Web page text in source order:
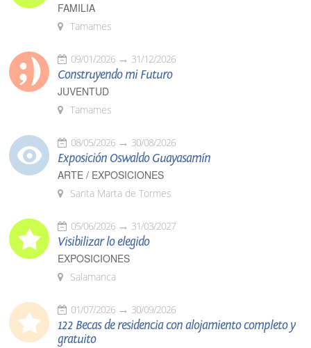
FAMILIA
Tamames
09/01/2026 31/12/2026
Construyendo mi Futuro
JUVENTUD
Tamames
08/05/2026 30/08/2026
Exposición Oswaldo Guayasamín
ARTE / EXPOSICIONES
Santa Marta de Tormes
05/06/2026 31/03/2027
Visibilizar lo elegido
EXPOSICIONES
Salamanca
01/07/2026 30/09/2026
122 Becas de residencia con alojamiento completo y
gratuito